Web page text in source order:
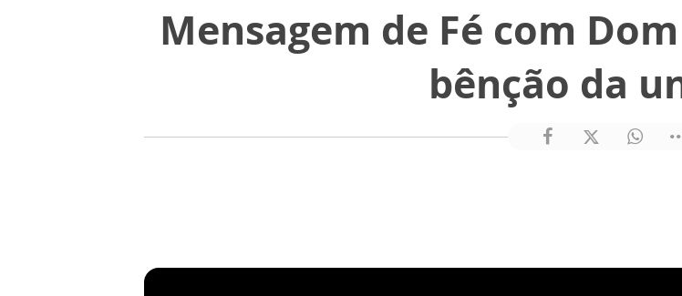
Mensagem de Fé com
bênção da